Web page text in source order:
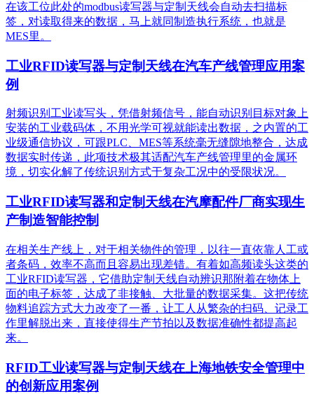
在该工位此处的modbus读写器与定制天线会自动去扫描标
签，对读取得来的数据，马上就同制造执行系统，也就是
MES里。
工业RFID读写器与定制天线在汽车产线管理应用案
例
射频识别工业读写头，凭借射频信号，能自动识别目标对象上
安装的工业载码体，不用光学可视就能读出数据，之内置的工
业级通信协议，可跟PLC、MES等系统毫无缝隙地整合，达成
数据实时传递，此项技术极其适配汽车产线管理里的金属环
境，切实化解了传统识别方式于复杂工况中的受限状况。
工业RFID读写器和定制天线在汽摩配件厂商实现生
产制造智能控制
在相关生产线上，对于相关物件的管理，以往一直依靠人工或
者条码，效率不高而且容易出现差错。有着如高频读头这类的
工业RFID读写器，它借助定制天线自动辨识那附着在物体上
面的电子标签，达成了非接触、大批量的数据采集。这把传统
物料追踪方式大力改变了一番，让工人从繁杂的扫码、记录工
作里解脱出来，直接使得生产节拍以及数据准确性都提高起
来。
RFID工业读写器与定制天线在上海地铁安全管理中
的创新应用案例